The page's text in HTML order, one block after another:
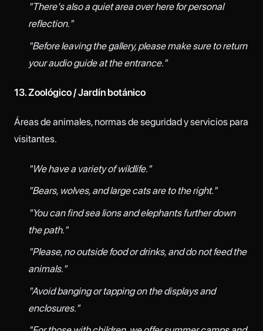
"There's also a quiet area over here for personal
reflection."
"Before leaving the gallery, please make sure to return
your audio guide at the entrance."
13. Zoológico / Jardín botánico
Áreas de animales, normas de seguridad y servicios para
visitantes.
"We have a variety of wildlife."
"Bears, wolves, and large cats are to the right."
"You can find sea lions and elephants further down
the path."
"Please, no outside food or drinks, and do not feed the
animals."
"Avoid banging or tapping on the displays and
enclosures."